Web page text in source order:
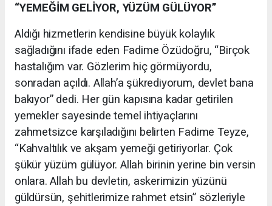
“YEMEĞİM GELİYOR, YÜZÜM GÜLÜYOR”
Aldığı hizmetlerin kendisine büyük kolaylık
sağladığını ifade eden Fadime Özüdoğru, “Birçok
hastalığım var. Gözlerim hiç görmüyordu,
sonradan açıldı. Allah’a şükrediyorum, devlet bana
bakıyor” dedi. Her gün kapısına kadar getirilen
yemekler sayesinde temel ihtiyaçlarını
zahmetsizce karşıladığını belirten Fadime Teyze,
“Kahvaltılık ve akşam yemeği getiriyorlar. Çok
şükür yüzüm gülüyor. Allah birinin yerine bin versin
onlara. Allah bu devletin, askerimizin yüzünü
güldürsün, şehitlerimize rahmet etsin” sözleriyle